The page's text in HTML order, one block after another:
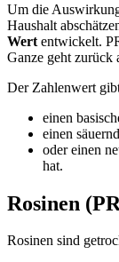
Um die
Haushalt
Wert entwickelt.
Ganze geht zurück
Der Zahlenwert
einen
einen
oder einen
hat.
Rosinen
Rosinen sind